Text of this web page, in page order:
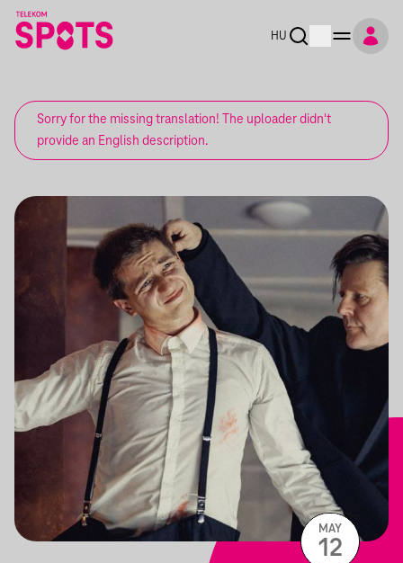
HU
Sorry for the missing translation! The uploader didn't
provide an English description.
MAY
12